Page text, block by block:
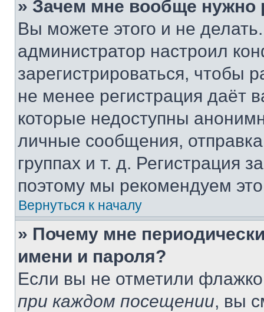
» Зачем мне вообще нужно
Вы можете этого и не
администратор настроил
зарегистрироваться, чтобы
не менее регистрация даёт
которые недоступны
личные сообщения,
группах и т. д. Регистрация
поэтому мы рекомендуем
Вернуться к началу
» Почему мне
имени и пароля?
Если вы не отметили
при каждом посещении, вы